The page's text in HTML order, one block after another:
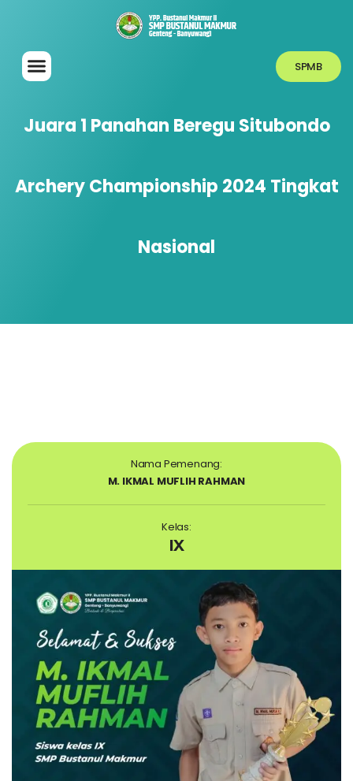
SPMB
Juara 1 Panahan Beregu Situbondo
Archery Championship 2024 Tingkat
Nasional
Nama Pemenang:
M. IKMAL MUFLIH RAHMAN
Kelas:
IX